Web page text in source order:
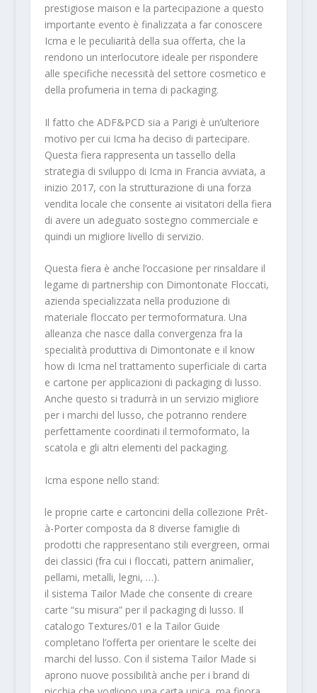
prestigiose maison e la partecipazione a questo
importante evento è finalizzata a far conoscere
Icma e le peculiarità della sua offerta, che la
rendono un interlocutore ideale per rispondere
alle specifiche necessità del settore cosmetico e
della profumeria in tema di packaging.
Il fatto che ADF&PCD sia a Parigi è un’ulteriore
motivo per cui Icma ha deciso di partecipare.
Questa fiera rappresenta un tassello della
strategia di sviluppo di Icma in Francia avviata, a
inizio 2017, con la strutturazione di una forza
vendita locale che consente ai visitatori della fiera
di avere un adeguato sostegno commerciale e
quindi un migliore livello di servizio.
Questa fiera è anche l’occasione per rinsaldare il
legame di partnership con Dimontonate Floccati,
azienda specializzata nella produzione di
materiale floccato per termoformatura. Una
alleanza che nasce dalla convergenza fra la
specialità produttiva di Dimontonate e il know
how di Icma nel trattamento superficiale di carta
e cartone per applicazioni di packaging di lusso.
Anche questo si tradurrà in un servizio migliore
per i marchi del lusso, che potranno rendere
perfettamente coordinati il termoformato, la
scatola e gli altri elementi del packaging.
Icma espone nello stand:
le proprie carte e cartoncini della collezione Prêt-
à-Porter composta da 8 diverse famiglie di
prodotti che rappresentano stili evergreen, ormai
dei classici (fra cui i floccati, pattern animalier,
pellami, metalli, legni, …).
il sistema Tailor Made che consente di creare
carte “su misura” per il packaging di lusso. Il
catalogo Textures/01 e la Tailor Guide
completano l’offerta per orientare le scelte dei
marchi del lusso. Con il sistema Tailor Made si
aprono nuove possibilità anche per i brand di